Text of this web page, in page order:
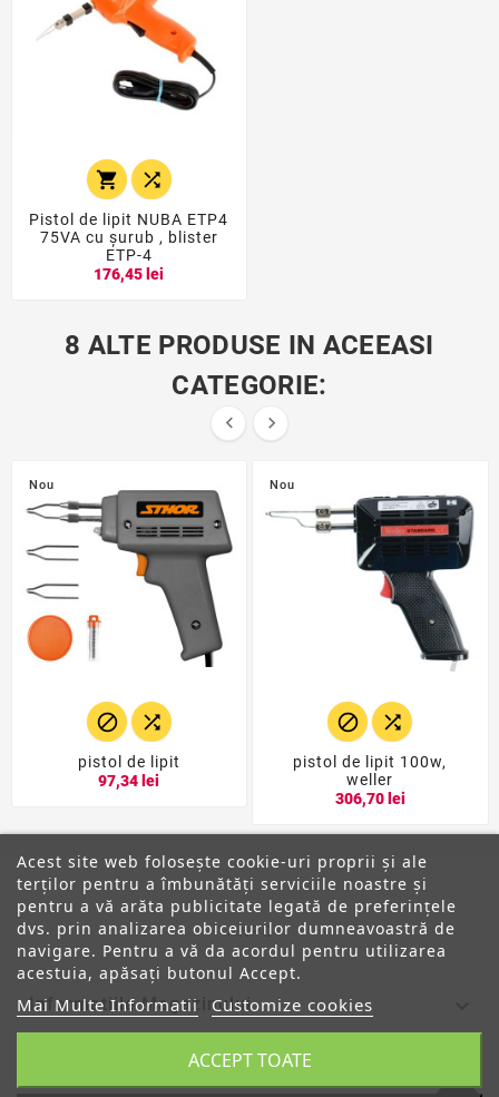
 
Pistol de lipit NUBA ETP4
75VA cu șurub , blister
ETP-4
176,45 lei
8 ALTE PRODUSE IN ACEEASI
CATEGORIE:
 
Nou
 
pistol de lipit
97,34 lei
Nou
 
pistol de lipit 100w,
weller
306,70 lei
ANPC
Informatiile Magazinului
Acest site web folosește cookie-uri proprii și ale
terților pentru a îmbunătăți serviciile noastre și
pentru a vă arăta publicitate legată de preferințele
dvs. prin analizarea obiceiurilor dumneavoastră de
navigare. Pentru a vă da acordul pentru utilizarea
acestuia, apăsați butonul Accept.
Mai Multe Informatii Customize cookies
ACCEPT TOATE